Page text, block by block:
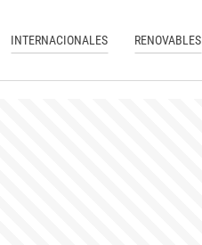
INTERNACIONALES RENOVABLES